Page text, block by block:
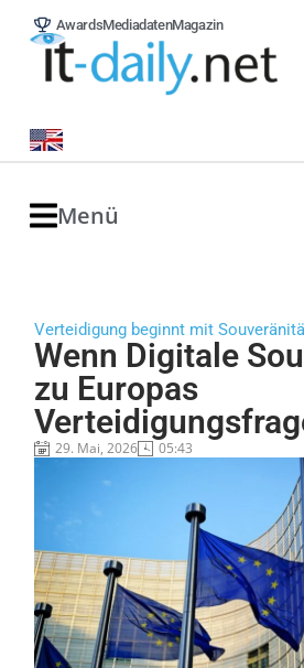
AwardsMediadatenMagazin
Menü
Verteidigung beginnt mit
Wenn Digitale
zu Europas
29. Mai, 2026 05:43